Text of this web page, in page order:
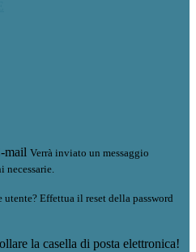
mail Verrà inviato un messaggio
Effettua il reset della password
la casella di posta elettronica!